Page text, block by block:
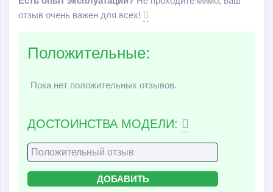
отзыв очень важен для всех!
Положительные:
Пока нет положительных отзывов.
ДОСТОИНСТВА МОДЕЛИ: